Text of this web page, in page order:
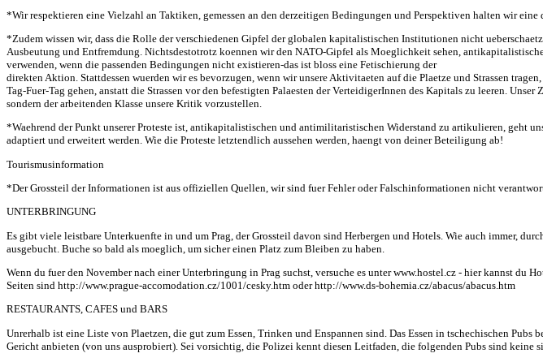
*Wir respektieren eine Vielzahl an Taktiken, gemessen an den derzeitigen Bedingungen und Perspektiven halten wir
*Zudem wissen wir, dass die Rolle der verschiedenen Gipfel der globalen kapitalistischen Institutionen nicht
Ausbeutung und Entfremdung. Nichtsdestotrotz koennen wir den NATO-Gipfel als Moeglichkeit sehen,
verwenden, wenn die passenden Bedingungen nicht existieren-das ist bloss eine Fetischierung der
direkten Aktion. Stattdessen wuerden wir es bevorzugen, wenn wir unsere Aktivitaeten auf die Plaetze und Strassen
Tag-Fuer-Tag gehen, anstatt die Strassen vor den befestigten Palaesten der VerteidigerInnen des Kapitals zu leeren.
sondern der arbeitenden Klasse unsere Kritik vorzustellen.
*Waehrend der Punkt unserer Proteste ist, antikapitalistischen und antimilitaristischen Widerstand zu artikulieren, geht
adaptiert und erweitert werden. Wie die Proteste letztendlich aussehen werden, haengt von deiner Beteiligung ab!
Tourismusinformation
*Der Grossteil der Informationen ist aus offiziellen Quellen, wir sind fuer Fehler oder Falschinformationen nicht
UNTERBRINGUNG
Es gibt viele leistbare Unterkuenfte in und um Prag, der Grossteil davon sind Herbergen und Hotels. Wie auch immer,
ausgebucht. Buche so bald als moeglich, um sicher einen Platz zum Bleiben zu haben.
Wenn du fuer den November nach einer Unterbringung in Prag suchst, versuche es unter www.hostel.cz - hier kannst du
Seiten sind http://www.prague-accomodation.cz/1001/cesky.htm oder http://www.ds-bohemia.cz/abacus/abacus.htm
RESTAURANTS, CAFES und BARS
Unrerhalb ist eine Liste von Plaetzen, die gut zum Essen, Trinken und Enspannen sind. Das Essen in tschechischen
Gericht anbieten (von uns ausprobiert). Sei vorsichtig, die Polizei kennt diesen Leitfaden, die folgenden Pubs sind keine